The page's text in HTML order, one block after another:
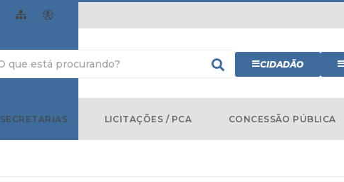
CIDADÃO
SECRETARIAS LICITAÇÕES / PCA CONCESSÃO PÚBLICA